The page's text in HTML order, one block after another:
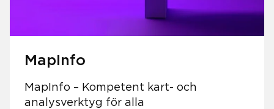
MapInfo
MapInfo – Kompetent kart- och
analysverktyg för alla